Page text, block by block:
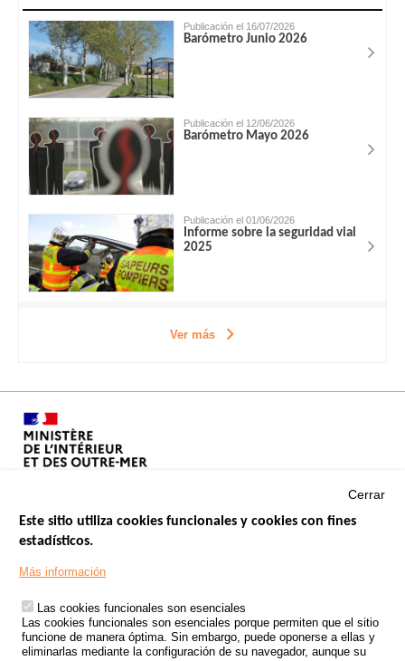
Publicación el 16/07/2026
Barómetro Junio 2026
Publicación el 12/06/2026
Barómetro Mayo 2026
Publicación el 01/06/2026
Informe sobre la seguridad vial
2025
Ver más
Footer
TRATAMIENTO DE DATOS PERSONALES PROCEDENTES DE
ACCIDENTES DE TRÁFICO
ESTUDIOS
Cerrar
Este sitio utiliza cookies funcionales y cookies con fines
estadísticos.
Más información
Las cookies funcionales son esenciales
Las cookies funcionales son esenciales porque permiten que el sitio
funcione de manera óptima. Sin embargo, puede oponerse a ellas y
eliminarlas mediante la configuración de su navegador, aunque su